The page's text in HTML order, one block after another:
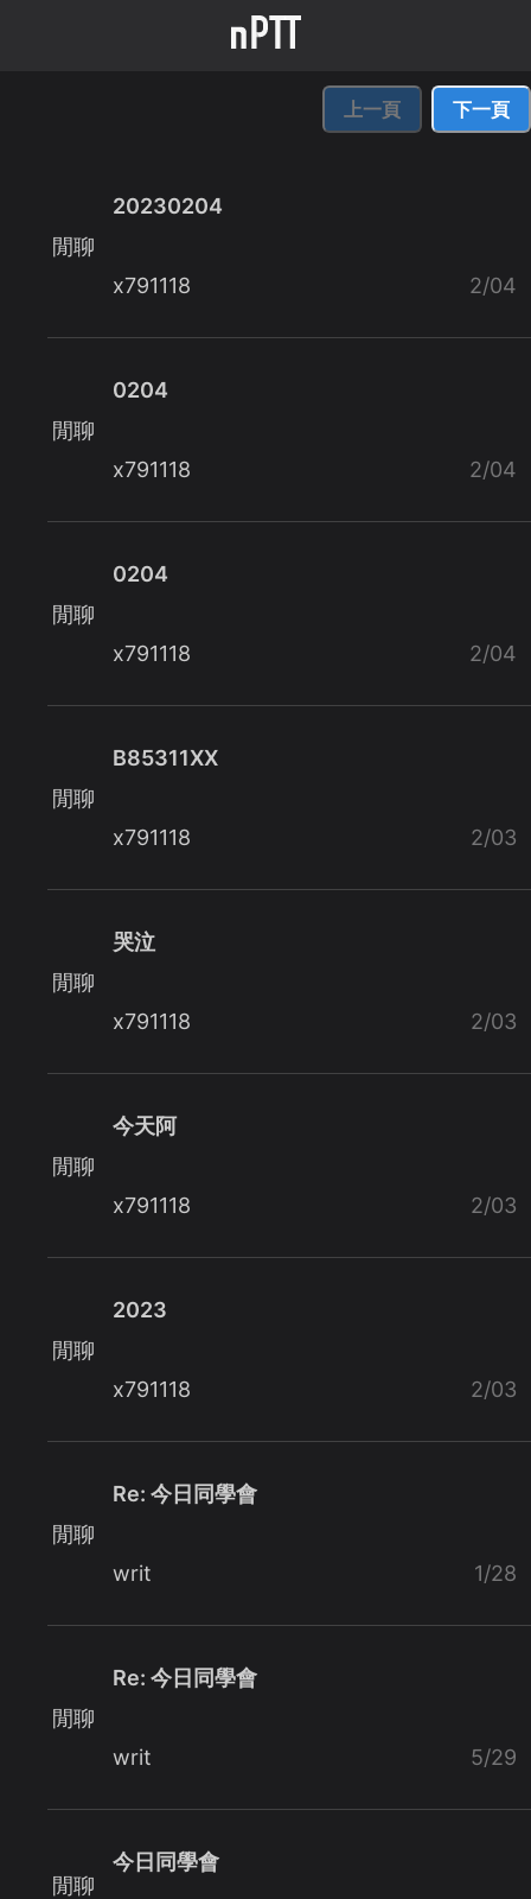
上一頁 下一頁
閒聊
20230204
x791118 2/04
閒聊
0204
x791118 2/04
閒聊
0204
x791118 2/04
閒聊
B85311XX
x791118 2/03
閒聊
哭泣
x791118 2/03
閒聊
今天阿
x791118 2/03
閒聊
2023
x791118 2/03
閒聊
Re: 今日同學會
writ 1/28
閒聊
Re: 今日同學會
writ 5/29
閒聊
今日同學會